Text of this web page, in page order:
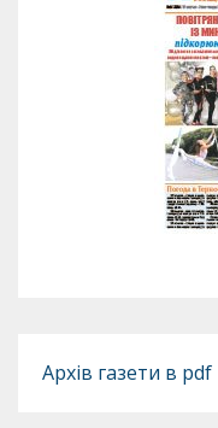
Архів газети в pdf